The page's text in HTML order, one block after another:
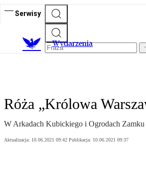
Serwisy
Wydarzenia
Róża „Królowa
W Arkadach Kubickiego i Ogrodach
Aktualizacja: 10.06.2021 09:42 Publikacja: 10.06.2021 09:37